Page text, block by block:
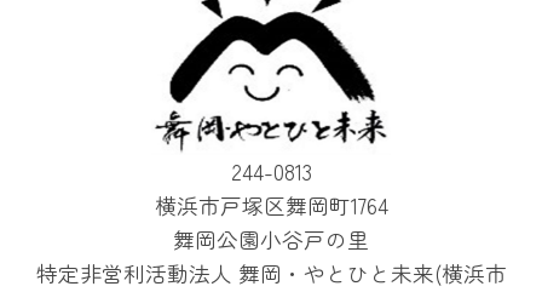
244-0813
横浜市戸塚区舞岡町1764
舞岡公園小谷戸の里
特定非営利活動法人 舞岡・やとひと未来(横浜市